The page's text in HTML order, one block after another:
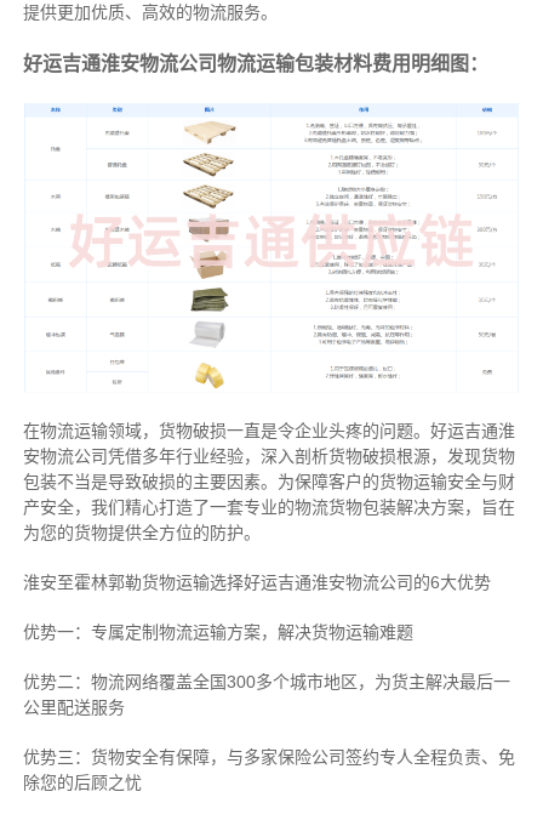
提供更加优质、高效的物流服务。
好运吉通淮安物流公司物流运输包装材料费用明细图：
在物流运输领域，货物破损一直是令企业头疼的问题。好运吉通淮
安物流公司凭借多年行业经验，深入剖析货物破损根源，发现货物
包装不当是导致破损的主要因素。为保障客户的货物运输安全与财
产安全，我们精心打造了一套专业的物流货物包装解决方案，旨在
为您的货物提供全方位的防护。
淮安至霍林郭勒货物运输选择好运吉通淮安物流公司的6大优势
优势一：专属定制物流运输方案，解决货物运输难题
优势二：物流网络覆盖全国300多个城市地区，为货主解决最后一
公里配送服务
优势三：货物安全有保障，与多家保险公司签约专人全程负责、免
除您的后顾之忧